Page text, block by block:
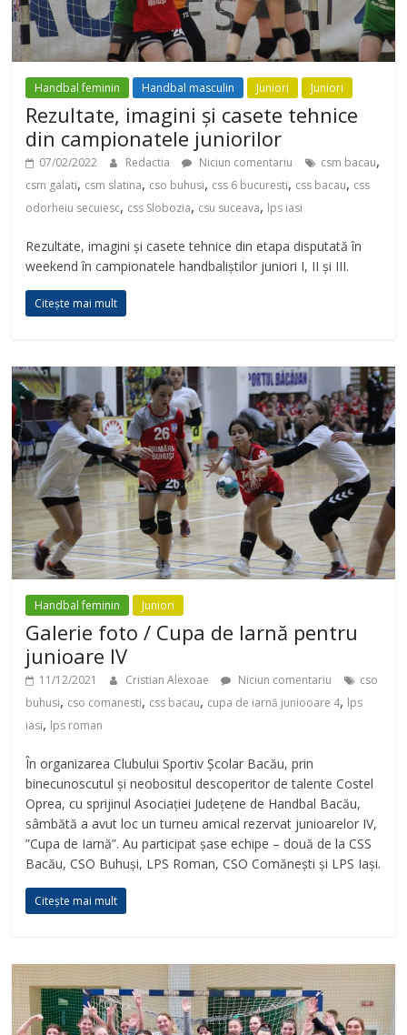
Handbal feminin Handbal masculin Juniori Juniori
Rezultate, imagini și casete tehnice
din campionatele juniorilor
07/02/2022 Redactia Niciun comentariu csm bacau,
csm galati, csm slatina, cso buhusi, css 6 bucuresti, css bacau, css
odorheiu secuiesc, css Slobozia, csu suceava, lps iasi
Rezultate, imagini și casete tehnice din etapa disputată în
weekend în campionatele handbaliștilor juniori I, II și III.
Citește mai mult
Handbal feminin Juniori
Galerie foto / Cupa de Iarnă pentru
junioare IV
11/12/2021 Cristian Alexoae Niciun comentariu
cso
buhusi, cso comanesti, css bacau, cupa de iarnă juniooare 4, lps
iasi, lps roman
În organizarea Clubului Sportiv Școlar Bacău, prin
binecunoscutul și neobositul descoperitor de talente Costel
Oprea, cu sprijinul Asociației Județene de Handbal Bacău,
sâmbătă a avut loc un turneu amical rezervat junioarelor IV,
”Cupa de Iarnă”. Au participat șase echipe – două de la CSS
Bacău, CSO Buhuși, LPS Roman, CSO Comănești și LPS Iași.
Citește mai mult